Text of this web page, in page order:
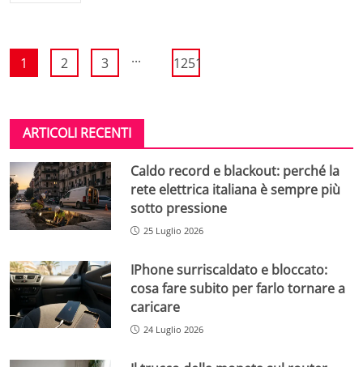
1 2 3 ... 1251
ARTICOLI RECENTI
Caldo record e blackout: perché la
rete elettrica italiana è sempre più
sotto pressione
25 Luglio 2026
IPhone surriscaldato e bloccato:
cosa fare subito per farlo tornare a
caricare
24 Luglio 2026